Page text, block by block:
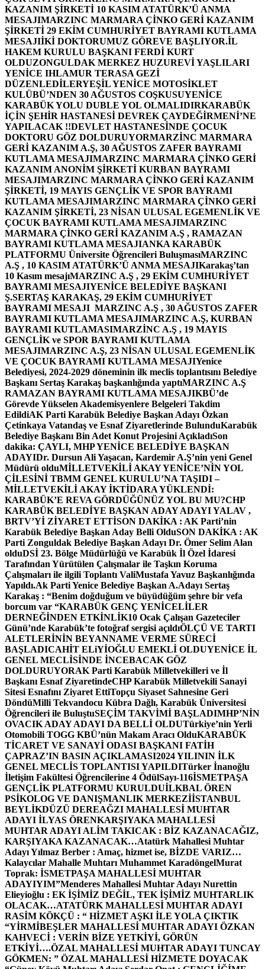
KAZANIM ŞİRKETİ 10 KASIM ATATÜRK’Ü ANMA
MESAJIMARZINC MARMARA ÇİNKO GERİ KAZANIM
ŞİRKETİ 29 EKİM CUMHURİYET BAYRAMI KUTLAMA
MESAJIİKİ DOKTORUMUZ GÖREVE BAŞLIYOR.İL
HAKEM KURULU BAŞKANI FERDİ KURT
OLDUZONGULDAK MERKEZ HUZUREVİ YAŞLILARI
YENİCE IHLAMUR TERASA GEZİ
DÜZENLEDİLERYEŞİL YENİCE MOTOSİKLET
KULÜBÜ’NDEN 30 AĞUSTOS COŞKUSUYENİCE
KARABÜK YOLU DUBLE YOL OLMALIDIRKARABÜK
İÇİN ŞEHİR HASTANESİ DEVREK ÇAYDEĞİRMENİ’NE
YAPILACAK !!DEVLET HASTANESİNDE ÇOCUK
DOKTORU GÖZ DOLDURUYORMARZİNC MARMARA
GERİ KAZANIM A.Ş, 30 AĞUSTOS ZAFER BAYRAMI
KUTLAMA MESAJIMARZINC MARMARA ÇİNKO GERİ
KAZANIM ANONİM ŞİRKETİ KURBAN BAYRAMI
MESAJIMARZINC MARMARA ÇİNKO GERİ KAZANIM
ŞİRKETİ, 19 MAYIS GENÇLİK VE SPOR BAYRAMI
KUTLAMA MESAJIMARZINC MARMARA ÇİNKO GERİ
KAZANIM ŞİRKETİ, 23 NİSAN ULUSAL EGEMENLİK VE
ÇOCUK BAYRAMI KUTLAMA MESAJIMARZINC
MARMARA ÇİNKO GERİ KAZANIM A.Ş , RAMAZAN
BAYRAMI KUTLAMA MESAJIANKA KARABÜK
PLATFORMU Üniversite Öğrencileri BuluşmasıMARZINC
A.Ş , 10 KASIM ATATÜRK’Ü ANMA MESAJIKarakaş’tan
10 Kasım mesajıMARZINC A.Ş , 29 EKİM CUMHURİYET
BAYRAMI MESAJIYENİCE BELEDİYE BAŞKANI
Ş.SERTAŞ KARAKAŞ, 29 EKİM CUMHURİYET
BAYRAMI MESAJI MARZINC A.Ş , 30 AĞUSTOS ZAFER
BAYRAMI KUTLAMA MESAJIMARZINC A.Ş, KURBAN
BAYRAMI KUTLAMASIMARZİNC A.Ş , 19 MAYIS
GENÇLİK ve SPOR BAYRAMI KUTLAMA
MESAJIMARZINC A.Ş, 23 NİSAN ULUSAL EGEMENLİK
VE ÇOCUK BAYRAMI KUTLAMA MESAJIYenice
Belediyesi, 2024-2029 döneminin ilk meclis toplantısını Belediye
Başkanı Sertaş Karakaş başkanlığında yaptıMARZINC A.Ş
RAMAZAN BAYRAMI KUTLAMA MESAJIKBÜ’de
Görevde Yükselen Akademisyenlere Belgeleri Takdim
EdildiAK Parti Karabük Belediye Başkan Adayı Özkan
Çetinkaya Vatandaş ve Esnaf Ziyaretlerinde BulunduKarabük
Belediye Başkanı Bin Adet Konut Projesini AçıkladıSon
dakika: ÇAYLI, MHP YENİCE BELEDİYE BAŞKAN
ADAYIDr. Dursun Ali Yaşacan, Kardemir A.Ş’nin yeni Genel
Müdürü olduMİLLETVEKİLİ AKAY YENİCE’NİN YOL
ÇİLESİNİ TBMM GENEL KURULU’NA TAŞIDI –
MİLLETVEKİLİ AKAY İKTİDARA YÜKLENDİ:
KARABÜK’E REVA GÖRDÜĞÜNÜZ YOL BU MU?CHP
KARABÜK BELEDİYE BAŞKAN ADAY ADAYI YALAV ,
BRTV’Yİ ZİYARET ETTİSON DAKİKA : AK Parti’nin
Karabük Belediye Başkan Aday Belli OlduSON DAKİKA : AK
Parti Zonguldak Belediye Başkan Adayı Dr. Ömer Selim Alan
olduDSİ 23. Bölge Müdürlüğü ve Karabük İl Özel İdaresi
Tarafından Yürütülen Çalışmalar ile Taşkın Koruma
Çalışmaları ile ilgili Toplantı ValiMustafa Yavuz Başkanlığında
Yapıldı.Ak Parti Yenice Belediye Başkan A.Adayı Sertaş
Karakaş : “Benim doğduğum ve büyüdüğüm şehre bir vefa
borcum var “KARABÜK GENÇ YENİCELİLER
DERNEĞİNDEN ETKİNLİK10 Ocak Çalışan Gazeteciler
Günü’nde Karabük’te fotoğraf sergisi açıldıÖLÇÜ VE TARTI
ALETLERİNİN BEYANNAME VERME SÜRECİ
BAŞLADICAHİT ELiYİOĞLU EMEKLİ OLDUYENİCE İL
GENEL MECLİSİNDE İNCEBACAK GÖZ
DOLDURUYORAK Parti Karabük Milletvekilleri ve İl
Başkanı Esnaf ZiyaretindeCHP Karabük Milletvekili Sanayi
Sitesi Esnafını Ziyaret EttiTopçu Siyaset Sahnesine Geri
DöndüMilli Tekvandocu Kübra Dağlı, Karabük Üniversitesi
Öğrencileri ile BuluştuSEÇİM TAKVİMİ BAŞLADIMHP’NİN
OVACIK ADAY ADAYI DA BELLİ OLDUTürkiye’nin Yerli
Otomobili TOGG KBÜ’nün Makam Aracı OlduKARABÜK
TİCARET VE SANAYİ ODASI BAŞKANI FATİH
ÇAPRAZ’IN BASIN AÇIKLAMASI2024 YILININ İLK
GENEL MECLİS TOPLANTISI YAPILDITürker İnanoğlu
İletişim Fakültesi Öğrencilerine 4 ÖdülSayı-116İSMETPAŞA
GENÇLİK PLATFORMU KURULDUİLKBAL ÖREN
PSİKOLOG VE DANIŞMANLIK MERKEZİİSTANBUL
BEYLİKDÜZÜ DEREAĞZI MAHALLESİ MUHTAR
ADAYI İLYAS ÖRENKARŞIYAKA MAHALLESİ
MUHTAR ADAYI ALİM TAKICAK : BİZ KAZANACAĞIZ,
KARŞIYAKA KAZANACAK…Atatürk Mahallesi Muhtar
Adayı Yılmaz Berber : Amaç, hizmet ise, BİZDE VARIZ…
Kalaycılar Mahalle Muhtarı Muhammet KaradöngelMurat
Toprak: İSMETPAŞA MAHALLESİ MUHTAR
ADAYIYIM”Menderes Mahallesi Muhtar Adayı Nurettin
Elieyioğlu : EK İŞİMİZ DEĞİL, TEK İŞİMİZ MUHTARLIK
OLACAK…ATATÜRK MAHALLESİ MUHTAR ADAYI
RASİM KÖKÇÜ : “ HİZMET AŞKI İLE YOLA ÇIKTIK
“YİRMİBEŞLER MAHALLESİ MUHTAR ADAYI ÖZKAN
KAHVECİ : VERİN BİZE YETKİYİ, GÖRÜN
ETKİYİ….ÖZAL MAHALLESİ MUHTAR ADAYI TUNCAY
GÖKMEN: ” ÖZAL MAHALLESİ HİZMETE DOYACAK